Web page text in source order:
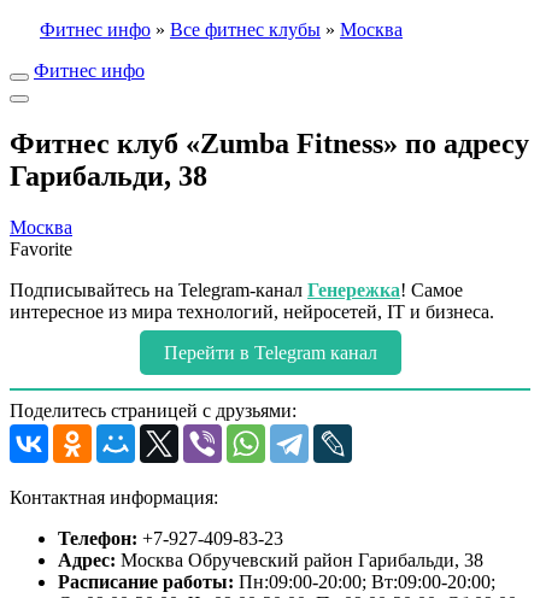
Фитнес инфо » Все фитнес клубы » Москва
Фитнес инфо
Фитнес клуб «Zumba Fitness» по адресу
Гарибальди, 38
Москва
Favorite
Подписывайтесь на Telegram-канал Генережка! Самое
интересное из мира технологий, нейросетей, IT и бизнеса.
Перейти в Telegram канал
Поделитесь страницей с друзьями:
Контактная информация:
Телефон: +7-927-409-83-23
Адрес: Москва Обручевский район Гарибальди, 38
Расписание работы: Пн:09:00-20:00; Вт:09:00-20:00;